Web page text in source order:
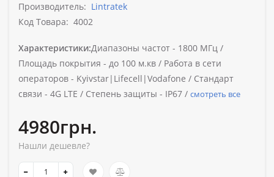
Производитель: Lintratek
Код Товара: 4002
Характеристики:Диапазоны частот - 1800 МГц /
Площадь покрытия - до 100 м.кв / Работа в сети
операторов - Kyivstar|Lifecell|Vodafone / Стандарт
связи - 4G LTE / Степень защиты - IP67 / смотреть все
4980грн.
Нашли дешевле?